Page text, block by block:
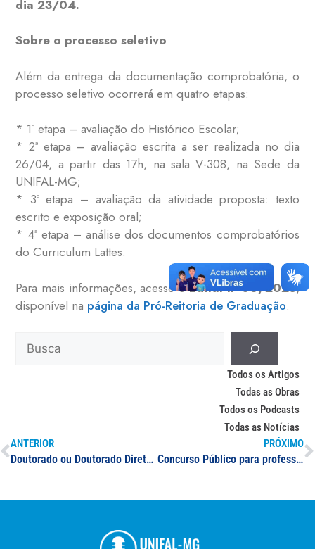
dia 23/04.
Sobre o processo seletivo
Além da entrega da documentação comprobatória, o
processo seletivo ocorrerá em quatro etapas:
* 1ª etapa – avaliação do Histórico Escolar;
* 2ª etapa – avaliação escrita a ser realizada no dia
26/04, a partir das 17h, na sala V-308, na Sede da
UNIFAL-MG;
* 3ª etapa – avaliação da atividade proposta: texto
escrito e exposição oral;
* 4ª etapa – análise dos documentos comprobatórios
do Curriculum Lattes.
Para mais informações, acesse oEdital nº 06/2023,
disponível na página da Pró-Reitoria de Graduação.
Todos os Artigos
Todas as Obras
Todos os Podcasts
Todas as Notícias
ANTERIOR
Doutorado ou Doutorado Direto em Ciências Farmacêuticas
PRÓXIMO
Concurso Público para professor(a) especialista em Medicina de Família e Comunidade